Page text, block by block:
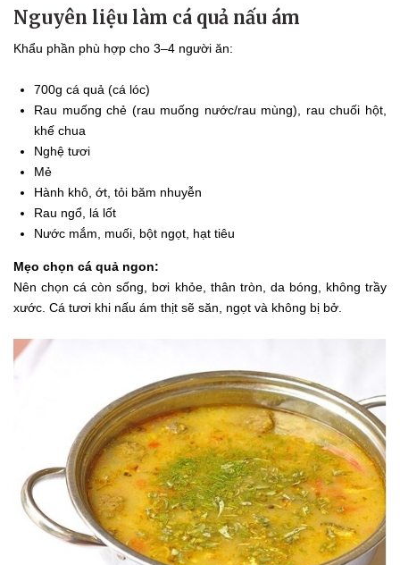
Nguyên liệu làm cá quả nấu ám
Khẩu phần phù hợp cho 3–4 người ăn:
700g cá quả (cá lóc)
Rau muống chẻ (rau muống nước/rau mùng), rau chuối hột,
khế chua
Nghệ tươi
Mẻ
Hành khô, ớt, tỏi băm nhuyễn
Rau ngổ, lá lốt
Nước mắm, muối, bột ngọt, hạt tiêu
Mẹo chọn cá quả ngon:
Nên chọn cá còn sống, bơi khỏe, thân tròn, da bóng, không trầy
xước. Cá tươi khi nấu ám thịt sẽ săn, ngọt và không bị bở.